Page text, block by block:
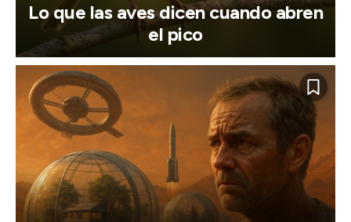
Lo que las aves dicen cuando abren
el pico